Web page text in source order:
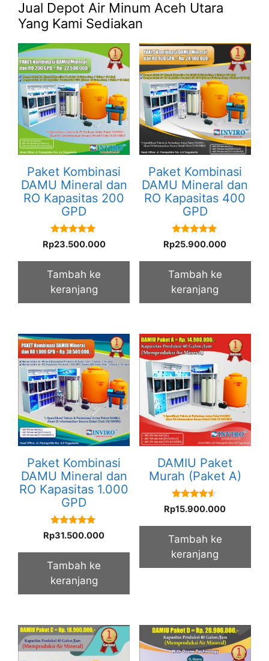
Jual Depot Air Minum Aceh Utara
Yang Kami Sediakan
Paket Kombinasi
DAMU Mineral dan
RO Kapasitas 200
GPD
5.00
out of 5
Rp23.500.000
Tambah ke
keranjang
Paket Kombinasi
DAMU Mineral dan
RO Kapasitas 400
GPD
5.00
out of 5
Rp25.900.000
Tambah ke
keranjang
Paket Kombinasi
DAMU Mineral dan
RO Kapasitas 1.000
GPD
5.00
out of 5
Rp31.500.000
Tambah ke
keranjang
DAMIU Paket
Murah (Paket A)
4.33
out of 5
Rp15.900.000
Tambah ke
keranjang